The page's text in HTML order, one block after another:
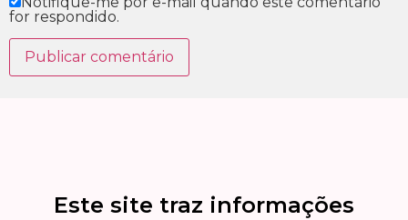
for respondido.
Este site traz informações